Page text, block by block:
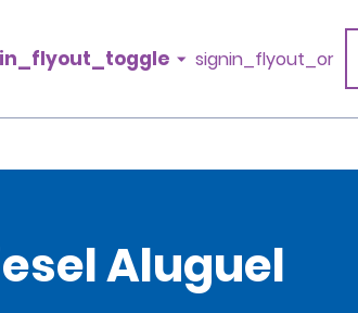
signin_flyout_or
Aluguel